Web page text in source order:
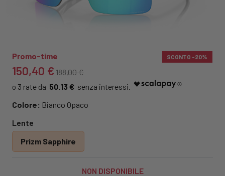
Promo-time SCONTO -20%
150,40 € 188,00 €
50.13 €
Colore: Bianco Opaco
Lente
Prizm Sapphire
NON DISPONIBILE